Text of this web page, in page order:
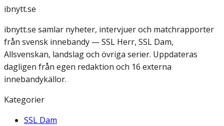
ibnytt.se
ibnytt.se samlar nyheter, intervjuer och matchrapporter
från svensk innebandy — SSL Herr, SSL Dam,
Allsvenskan, landslag och övriga serier. Uppdateras
dagligen från egen redaktion och 16 externa
innebandykällor.
Kategorier
SSL Dam